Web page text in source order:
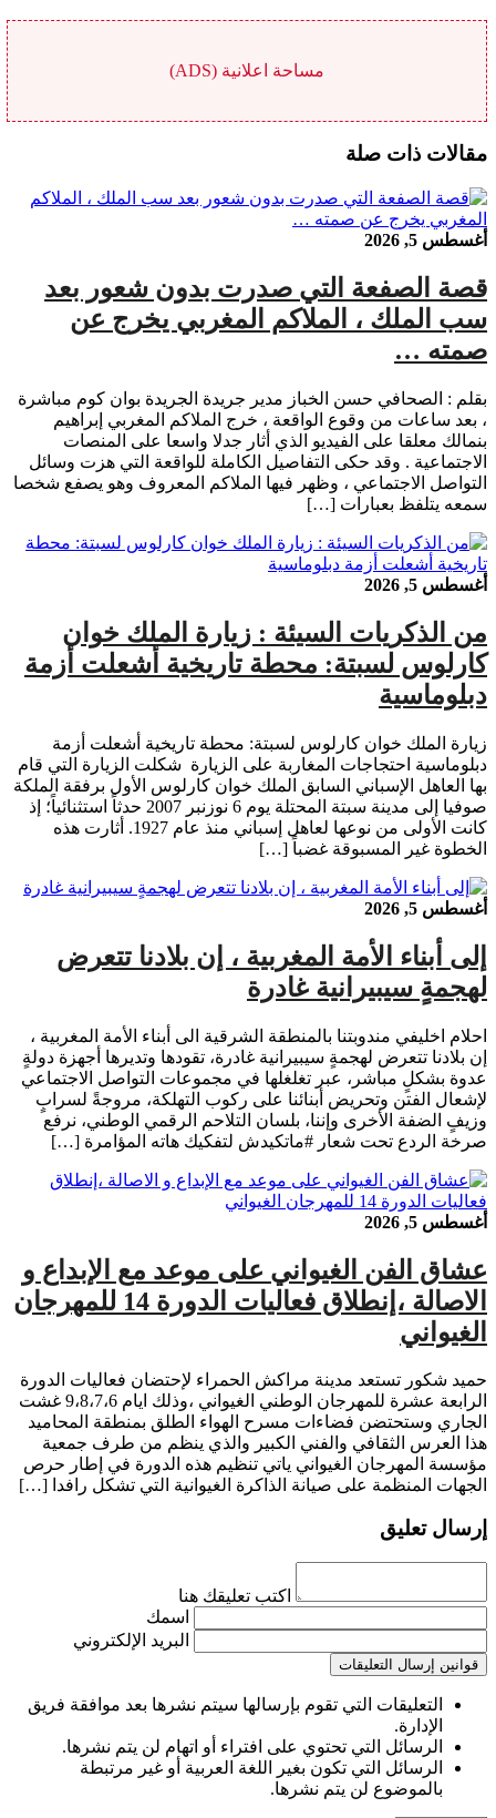
مساحة اعلانية (ADS)
مقالات ذات صلة
أغسطس 5, 2026
قصة الصفعة التي صدرت بدون شعور بعد
سب الملك ، الملاكم المغربي يخرج عن
صمته …
بقلم : الصحافي حسن الخباز مدير جريدة الجريدة بوان كوم مباشرة
، بعد ساعات من وقوع الواقعة ، خرج الملاكم المغربي إبراهيم
بنمالك معلقا على الفيديو الذي أثار جدلا واسعا على المنصات
الاجتماعية . وقد حكى التفاصيل الكاملة للواقعة التي هزت وسائل
التواصل الاجتماعي ، وظهر فيها الملاكم المعروف وهو يصفع شخصا
سمعه يتلفظ بعبارات […]
أغسطس 5, 2026
من الذكريات السيئة : زيارة الملك خوان
كارلوس لسبتة: محطة تاريخية أشعلت أزمة
دبلوماسية
زيارة الملك خوان كارلوس لسبتة: محطة تاريخية أشعلت أزمة
دبلوماسية احتجاجات المغاربة على الزيارة شكلت الزيارة التي قام
بها العاهل الإسباني السابق الملك خوان كارلوس الأول برفقة الملكة
صوفيا إلى مدينة سبتة المحتلة يوم 6 نوزنبر 2007 حدثاً استثنائياً؛ إذ
كانت الأولى من نوعها لعاهل إسباني منذ عام 1927. أثارت هذه
الخطوة غير المسبوقة غضباً […]
أغسطس 5, 2026
إلى أبناء الأمة المغربية ، إن بلادنا تتعرض
لهجمةٍ سيبيرانية غادرة
احلام اخليفي مندوبتنا بالمنطقة الشرقية الى أبناء الأمة المغربية ،
إن بلادنا تتعرض لهجمةٍ سيبيرانية غادرة، تقودها وتديرها أجهزة دولةٍ
عدوة بشكلٍ مباشر، عبر تغلغلها في مجموعات التواصل الاجتماعي
لإشعال الفتن وتحريض أبنائنا على ركوب التهلكة، مروجةً لسرابٍ
وزيفٍ الضفة الأخرى وإننا، بلسان التلاحم الرقمي الوطني، نرفع
صرخة الردع تحت شعار #ماتكيدش لتفكيك هاته المؤامرة […]
أغسطس 5, 2026
عشاق الفن الغيواني على موعد مع الإبداع و
الاصالة ،إنطلاق فعاليات الدورة 14 للمهرجان
الغيواني
حميد شكور تستعد مدينة مراكش الحمراء لإحتضان فعاليات الدورة
الرابعة عشرة للمهرجان الوطني الغيواني ،وذلك ايام 9،8،7،6 غشت
الجاري وستحتضن فضاءات مسرح الهواء الطلق بمنطقة المحاميد
هذا العرس الثقافي والفني الكبير والذي ينظم من طرف جمعية
مؤسسة المهرجان الغيواني ياتي تنظيم هذه الدورة في إطار حرص
الجهات المنظمة على صيانة الذاكرة الغيوانية التي تشكل رافدا […]
إرسال تعليق
اكتب تعليقك هنا
اسمك
البريد الإلكتروني
قوانين إرسال التعليقات
التعليقات التي تقوم بإرسالها سيتم نشرها بعد موافقة فريق
الإدارة.
الرسائل التي تحتوي على افتراء أو اتهام لن يتم نشرها.
الرسائل التي تكون بغير اللغة العربية أو غير مرتبطة
بالموضوع لن يتم نشرها.